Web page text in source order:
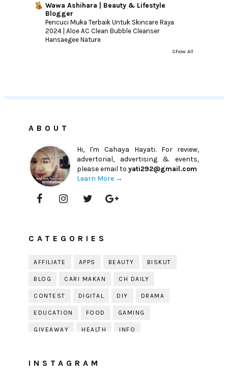
Wawa Ashihara | Beauty & Lifestyle
Blogger
Pencuci Muka Terbaik Untuk Skincare Raya
2024 | Aloe AC Clean Bubble Cleanser
Hansaegee Nature
Show All
ABOUT
Hi, I'm Cahaya Hayati. For review,
advertorial, advertising & events,
please email toyati292@gmail.com
Learn More →
CATEGORIES
AFFILIATE APPS BEAUTY BISKUT
BLOG CARI MAKAN CH DAILY
CONTEST DIGITAL DIY DRAMA
EDUCATION FOOD GAMING
GIVEAWAY HEALTH INFO
KISAH KEHIDUPAN
INSTAGRAM